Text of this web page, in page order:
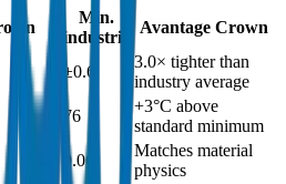
Min.
industrie
Avantage Crown
±0.6
3.0× tighter than
industry average
76
+3°C above
standard minimum
0.06
Matches material
physics